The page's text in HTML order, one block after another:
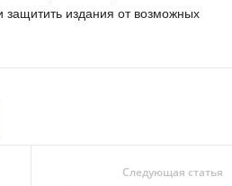
защитить издания от возможных
Следующая статья